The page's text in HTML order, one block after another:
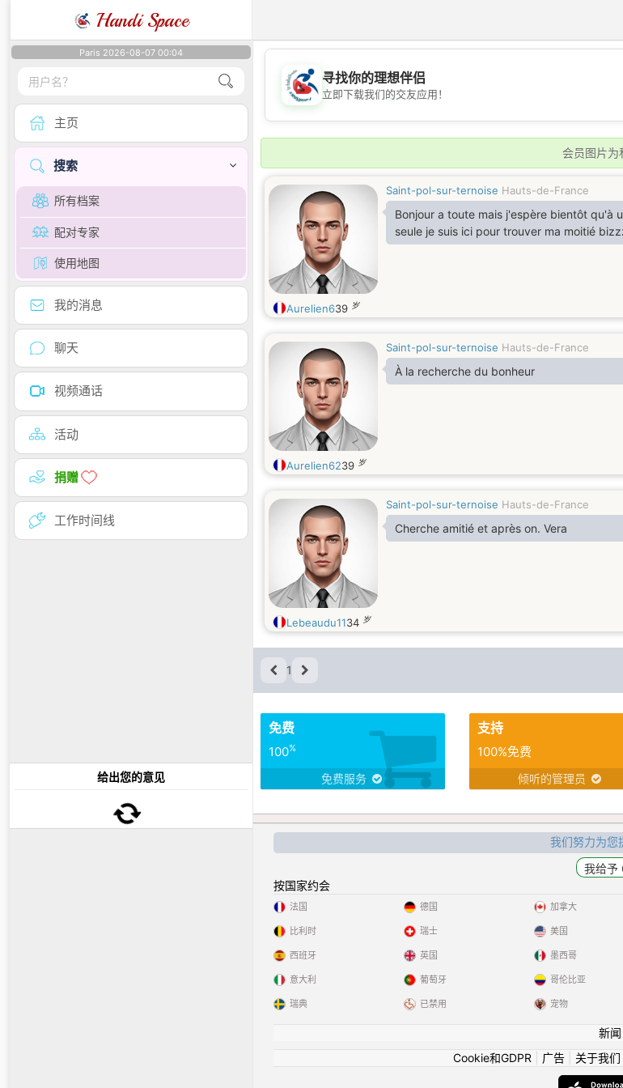
Handi Space
Paris 2026-08-07 00:04
主页
搜索
所有档案
配对专家
使用地图
我的消息
聊天
视频通话
活动
捐赠
工作时间线
给出您的意见
💖
💕
寻找你的理想伴侣
立即下载我们的交友应用！
会员图片为
Saint-pol-sur-ternoise Hauts-de-France
Bonjour a toute mais j'espère bientôt qu'à
seule je suis ici pour trouver ma moitié
Aurelien639 岁
Saint-pol-sur-ternoise Hauts-de-France
À la recherche du bonheur
Aurelien6239 岁
Saint-pol-sur-ternoise Hauts-de-France
Cherche amitié et après on. Vera
Lebeaudu1134 岁
1
免费
100%
免费服务
支持
100%免费
倾听的管理员
我们努力为您
按国家约会
法国
比利时
西班牙
意大利
瑞典
德国
瑞士
英国
葡萄牙
已禁用
加拿大
美国
墨西哥
哥伦比亚
宠物
新闻
Cookie和GDPR
广告 关于我们